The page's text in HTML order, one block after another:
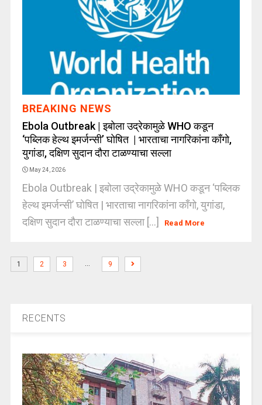
BREAKING NEWS
Ebola Outbreak | इबोला उद्रेकामुळे WHO कडून
‘पब्लिक हेल्थ इमर्जन्सी’ घोषित | भारताचा नागरिकांना काँगो,
युगांडा, दक्षिण सुदान दौरा टाळण्याचा सल्ला
May 24, 2026
Ebola Outbreak | इबोला उद्रेकामुळे WHO कडून ‘पब्लिक
हेल्थ इमर्जन्सी’ घोषित | भारताचा नागरिकांना काँगो, युगांडा,
दक्षिण सुदान दौरा टाळण्याचा सल्ला [...]
Read More
1 2 3 … 9
RECENTS